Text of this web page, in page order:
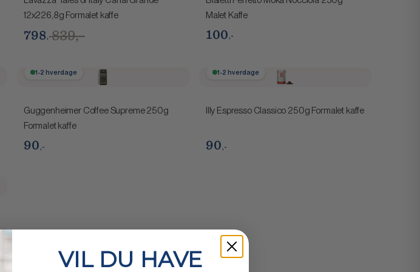
798,-839,-
12x226,8g Formalet kaffe
100,-
Malet Kaffe
1-2 hverdage
90 ,-
Guggenheimer Coffee Supreme 250g
Formalet kaffe
1-2 hverdage
90 ,-
Illy Espresso Classico 250g Formalet kaffe
VIL DU HAVE